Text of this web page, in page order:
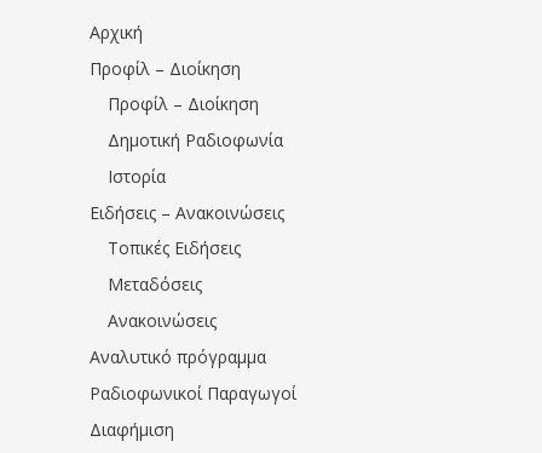
Αρχική
Προφίλ – Διοίκηση
Προφίλ – Διοίκηση
Δημοτική Ραδιοφωνία
Ιστορία
Ειδήσεις – Ανακοινώσεις
Τοπικές Ειδήσεις
Μεταδόσεις
Ανακοινώσεις
Αναλυτικό πρόγραμμα
Ραδιοφωνικοί Παραγωγοί
Διαφήμιση